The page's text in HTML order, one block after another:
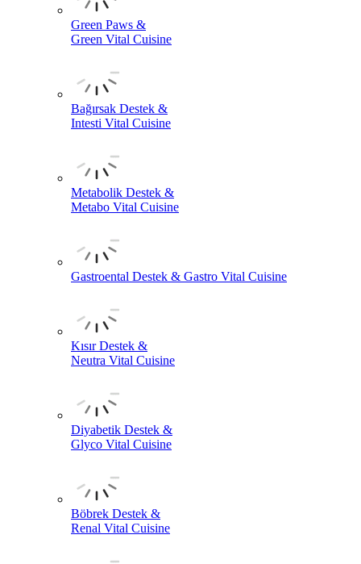
Green Paws &
Green Vital Cuisine
Bağırsak Destek &
Intesti Vital Cuisine
Metabolik Destek &
Metabo Vital Cuisine
Gastroental Destek & Gastro Vital Cuisine
Kısır Destek &
Neutra Vital Cuisine
Diyabetik Destek &
Glyco Vital Cuisine
Böbrek Destek &
Renal Vital Cuisine